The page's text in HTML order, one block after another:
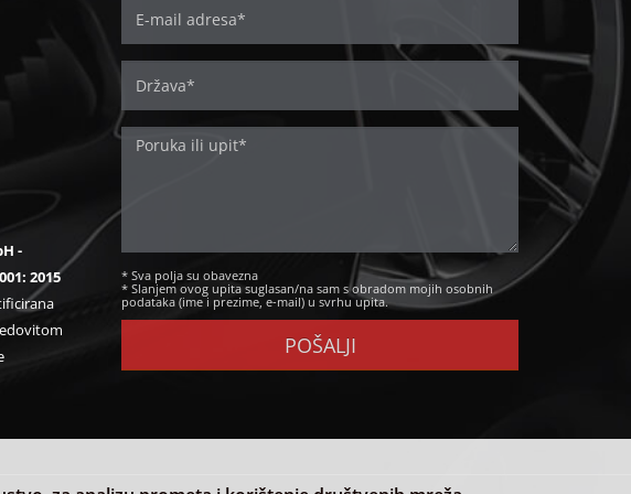
-
2015
* Sva polja su obavezna
* Slanjem ovog upita suglasan/na sam s obradom mojih osobnih
podataka (ime i prezime, e-mail) u svrhu upita.